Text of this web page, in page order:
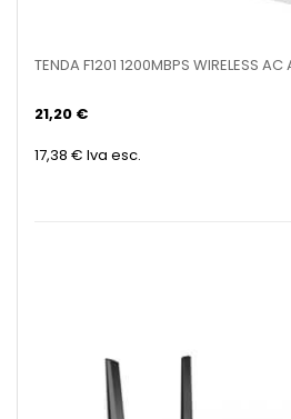
TENDA F1201 1200MBPS WIRELESS
21,20 €
17,38 € Iva esc.